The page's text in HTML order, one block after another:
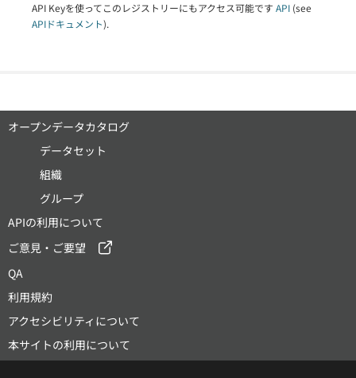
API Keyを使ってこのレジストリーにもアクセス可能です API (see
APIドキュメント).
オープンデータカタログ
データセット
組織
グループ
APIの利用について
ご意見・ご要望
QA
利用規約
アクセシビリティについて
本サイトの利用について